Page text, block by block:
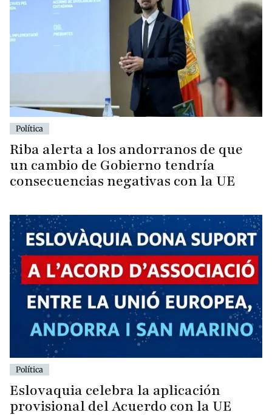
Política
Riba alerta a los andorranos de que
un cambio de Gobierno tendría
consecuencias negativas con la UE
Política
Eslovaquia celebra la aplicación
provisional del Acuerdo con la UE